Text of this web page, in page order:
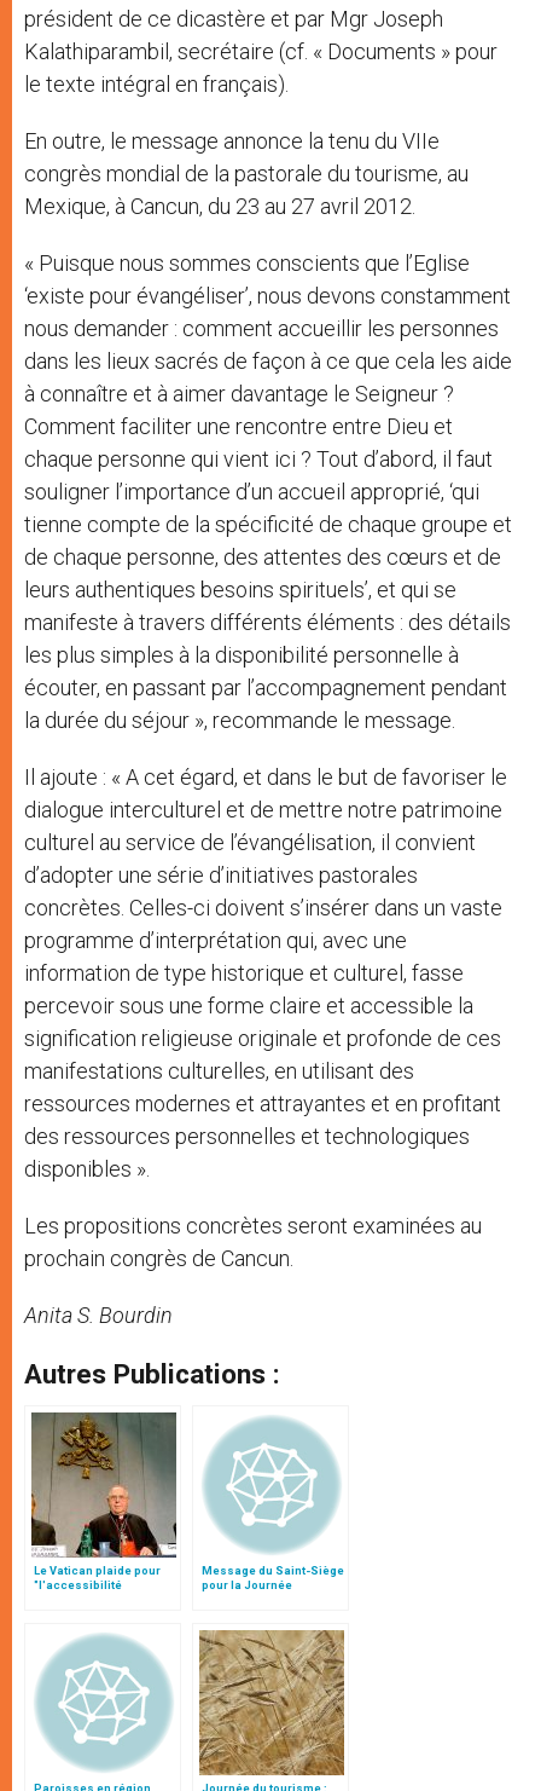
président de ce dicastère et par Mgr Joseph
Kalathiparambil, secrétaire (cf. « Documents » pour
le texte intégral en français).
En outre, le message annonce la tenu du VIIe
congrès mondial de la pastorale du tourisme, au
Mexique, à Cancun, du 23 au 27 avril 2012.
« Puisque nous sommes conscients que l’Eglise
‘existe pour évangéliser’, nous devons constamment
nous demander : comment accueillir les personnes
dans les lieux sacrés de façon à ce que cela les aide
à connaître et à aimer davantage le Seigneur ?
Comment faciliter une rencontre entre Dieu et
chaque personne qui vient ici ? Tout d’abord, il faut
souligner l’importance d’un accueil approprié, ‘qui
tienne compte de la spécificité de chaque groupe et
de chaque personne, des attentes des cœurs et de
leurs authentiques besoins spirituels’, et qui se
manifeste à travers différents éléments : des détails
les plus simples à la disponibilité personnelle à
écouter, en passant par l’accompagnement pendant
la durée du séjour », recommande le message.
Il ajoute : « A cet égard, et dans le but de favoriser le
dialogue interculturel et de mettre notre patrimoine
culturel au service de l’évangélisation, il convient
d’adopter une série d’initiatives pastorales
concrètes. Celles-ci doivent s’insérer dans un vaste
programme d’interprétation qui, avec une
information de type historique et culturel, fasse
percevoir sous une forme claire et accessible la
signification religieuse originale et profonde de ces
manifestations culturelles, en utilisant des
ressources modernes et attrayantes et en profitant
des ressources personnelles et technologiques
disponibles ».
Les propositions concrètes seront examinées au
prochain congrès de Cancun.
Anita S. Bourdin
Autres Publications :
Le Vatican plaide pour
"l'accessibilité
Message du Saint-Siège
pour la Journée
Paroisses en région
Journée du tourisme :